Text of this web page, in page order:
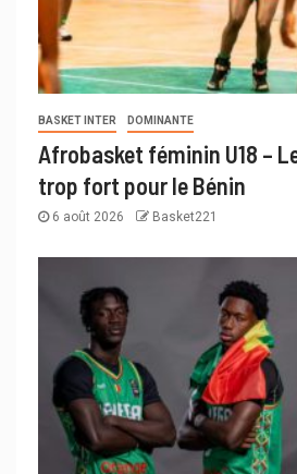
BASKET INTER DOMINANTE
Afrobasket féminin U18 –
trop fort pour le Bénin
6 août 2026 Basket221